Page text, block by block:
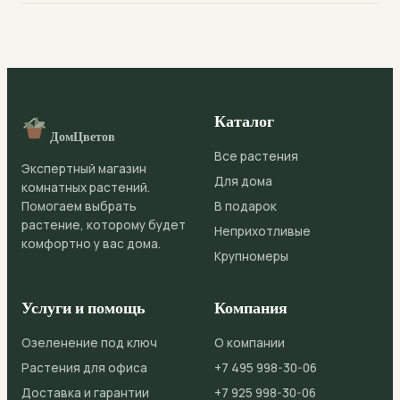
Размещайте растение в недоступном месте.
ДомЦветов
Экспертный магазин
комнатных растений.
Помогаем выбрать
растение, которому будет
комфортно у вас дома.
Каталог
Все растения
Для дома
В подарок
Неприхотливые
Крупномеры
Услуги и помощь
Озеленение под ключ
Растения для офиса
Доставка и гарантии
Компания
О компании
+7 495 998-30-06
+7 925 998-30-06